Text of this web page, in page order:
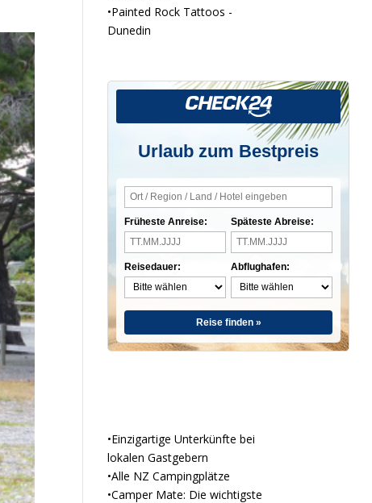
•Painted Rock Tattoos -
Dunedin
Urlaub zum Bestpreis
Früheste Anreise:
Reisedauer:
Späteste Abreise:
Abflughafen:
Reise finden »
•Einzigartige Unterkünfte bei
lokalen Gastgebern
•Alle NZ Campingplätze
•Camper Mate: Die wichtigste